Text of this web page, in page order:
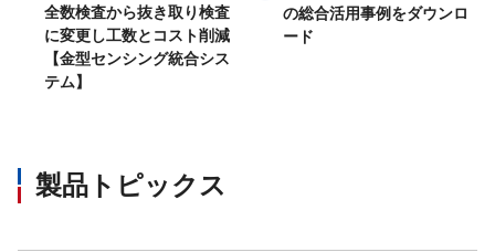
全数検査から抜き取り検査
に変更し工数とコスト削減
【金型センシング統合シス
テム】
の総合活用事例をダウンロ
ード
製品トピックス